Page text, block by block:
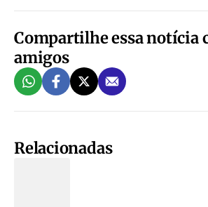
Compartilhe essa notícia
amigos
Relacionadas